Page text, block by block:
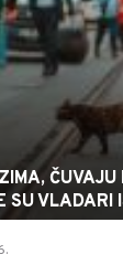
SU VLADARI